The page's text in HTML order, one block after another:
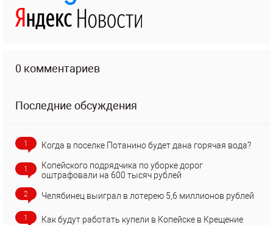
0 комментариев
Последние обсуждения
1 Когда в поселке Потанино будет дана горячая вода?
1
Копейского подрядчика по уборке дорог
оштрафовали на 600 тысяч рублей
2 Челябинец выиграл в лотерею 5,6 миллионов рублей
1 Как будут работать купели в Копейске в Крещение